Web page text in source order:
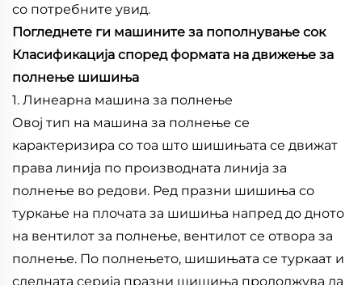
со потребните увид.
Погледнете ги машините за пополнување сок
Класификација според формата на движење за
полнење шишиња
1. Линеарна машина за полнење
Овој тип на машина за полнење се
карактеризира со тоа што шишињата се движат
права линија по производната линија за
полнење во редови. Ред празни шишиња со
туркање на плочата за шишиња напред до дното
на вентилот за полнење, вентилот се отвора за
полнење. По полнењето, шишињата се туркаат и
следната серија празни шишиња продолжува да